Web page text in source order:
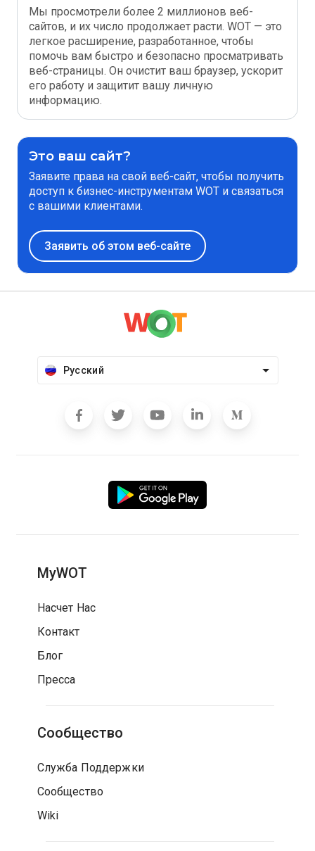
Мы просмотрели более 2 миллионов веб-
сайтов, и их число продолжает расти. WOT — это
легкое расширение, разработанное, чтобы
помочь вам быстро и безопасно просматривать
веб-страницы. Он очистит ваш браузер, ускорит
его работу и защитит вашу личную
информацию.
Это ваш сайт?
Заявите права на свой веб-сайт, чтобы получить
доступ к бизнес-инструментам WOT и связаться
с вашими клиентами.
Заявить об этом веб-сайте
Русский
MyWOT
Насчет Нас
Контакт
Блог
Пресса
Сообщество
Служба Поддержки
Сообщество
Wiki